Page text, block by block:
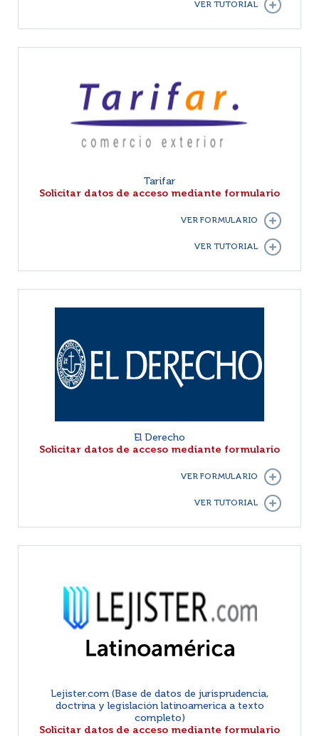
VER TUTORIAL
Tarifar
Solicitar datos de acceso mediante formulario
VER FORMULARIO
VER TUTORIAL
El Derecho
Solicitar datos de acceso mediante formulario
VER FORMULARIO
VER TUTORIAL
Lejister.com (Base de datos de jurisprudencia,
doctrina y legislación latinoamerica a texto
completo)
Solicitar datos de acceso mediante formulario